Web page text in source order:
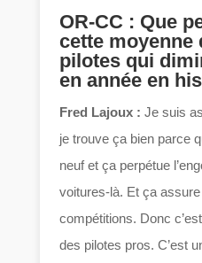
OR-CC : Que
cette moyenne
pilotes qui
en année en
Fred Lajoux : Je suis
je trouve ça bien parce
neuf et ça perpétue
voitures-là. Et ça
compétitions. Donc
des pilotes pros. C’est